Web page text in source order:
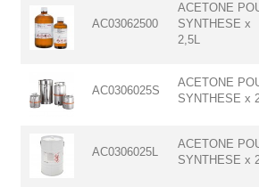
AC03062500
ACETONE
SYNTHESE x
2,5L
AC0306025S
ACETONE
SYNTHESE x
AC0306025L
ACETONE
SYNTHESE x